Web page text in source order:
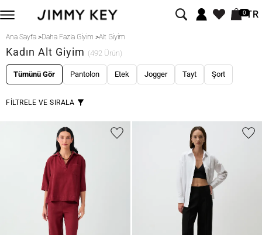
0TR
Tümünü Gör Pantolon Etek Jogger Tayt Şort
Ana Sayfa >Daha Fazla Giyim >Alt Giyim
Kadın Alt Giyim (492 Ürün)
FİLTRELE VE SIRALA